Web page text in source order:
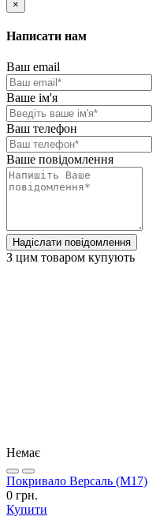
×
Написати нам
Ваш email
Ваше ім'я
Ваш телефон
Ваше повідомлення
Надіслати повідомлення
З цим товаром купують
Немає
Покривало Версаль (М17)
0 грн.
Купити